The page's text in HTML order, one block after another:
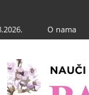
O nama